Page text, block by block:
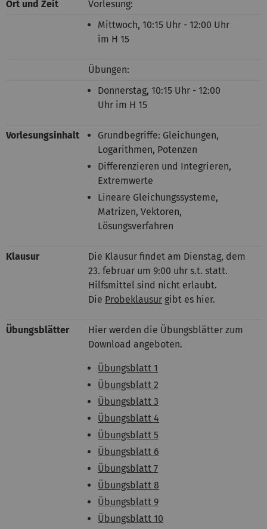
Ort und Zeit
Vorlesung:
Mittwoch, 10:15 Uhr - 12:00 Uhr
im H 15
Übungen:
Donnerstag, 10:15 Uhr - 12:00
Uhr im H 15
Vorlesungsinhalt
Grundbegriffe: Gleichungen,
Logarithmen, Potenzen
Differenzieren und Integrieren,
Extremwerte
Lineare Gleichungssysteme,
Matrizen, Vektoren,
Lösungsverfahren
Klausur
Die Klausur findet am Dienstag, dem
23. februar um 9:00 uhr s.t. statt.
Hilfsmittel sind nicht erlaubt.
Die Probeklausur gibt es hier.
Übungsblätter Hier werden die Übungsblätter zum
Download angeboten.
Übungsblatt 1
Übungsblatt 2
Übungsblatt 3
Übungsblatt 4
Übungsblatt 5
Übungsblatt 6
Übungsblatt 7
Übungsblatt 8
Übungsblatt 9
Übungsblatt 10